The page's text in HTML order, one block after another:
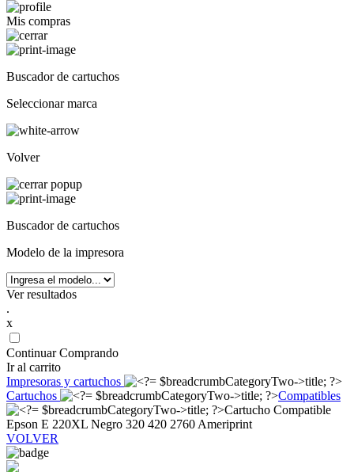
Mis compras
Buscador de cartuchos
Seleccionar marca
Volver
Buscador de cartuchos
Modelo de la impresora
Ver resultados
.
x
Continuar Comprando
Ir al carrito
Impresoras y cartuchos
Cartuchos
Compatibles
Cartucho Compatible
Epson E 220XL Negro 320 420 2760 Ameriprint
VOLVER